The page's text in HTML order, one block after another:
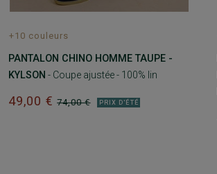
+10 couleurs
PANTALON CHINO HOMME TAUPE -
KYLSON - Coupe ajustée - 100% lin
74,00 €
49,00 € PRIX D'ÉTÉ